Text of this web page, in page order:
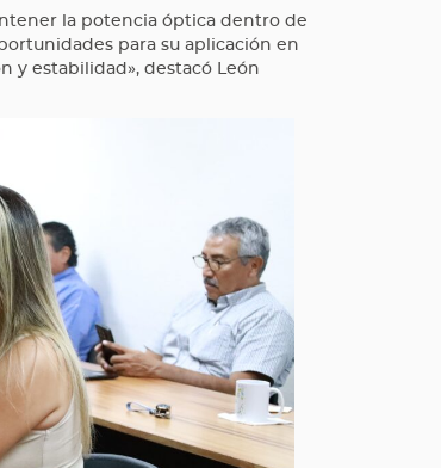
la potencia óptica dentro de
para su aplicación en
y estabilidad», destacó León